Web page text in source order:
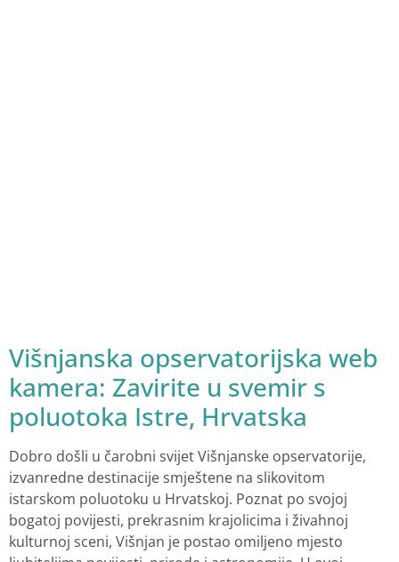
Višnjanska opservatorijska web
kamera: Zavirite u svemir s
poluotoka Istre, Hrvatska
Dobro došli u čarobni svijet Višnjanske opservatorije,
izvanredne destinacije smještene na slikovitom
istarskom poluotoku u Hrvatskoj. Poznat po svojoj
bogatoj povijesti, prekrasnim krajolicima i živahnoj
kulturnoj sceni, Višnjan je postao omiljeno mjesto